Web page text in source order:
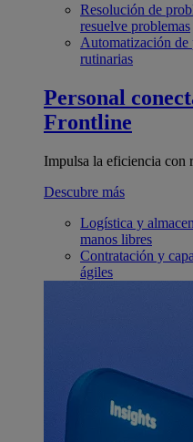
Resolución de
resuelve problemas
Automatización de
rutinarias
Personal
Frontline
Impulsa la eficiencia con
Descubre más
Logística y
manos libres
Contratación y
ágiles